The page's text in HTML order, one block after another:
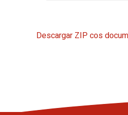
Descargar ZIP cos